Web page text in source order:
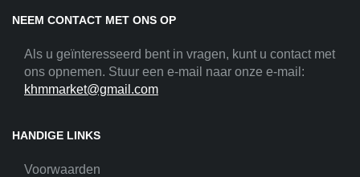
NEEM CONTACT MET ONS OP
Als u geïnteresseerd bent in vragen, kunt u contact met
ons opnemen. Stuur een e-mail naar onze e-mail:
khmmarket@gmail.com
HANDIGE LINKS
Voorwaarden